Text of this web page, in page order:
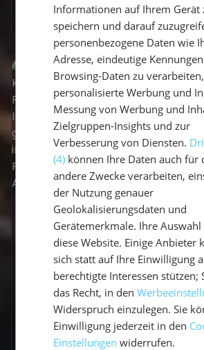
Mehr erfahren
Aktivurlaub
Segelurlaub
den Spuren
Segelabenteuer
Informationen auf Ihrem Gerät
speichern und darauf
personenbezogene Daten wie
Adresse, eindeutige
Browsing-Daten zu
personalisierte Werbung und
Messung von Werbung und
Zielgruppen-Insights und zur
Verbesserung von Diensten.
(4) können Ihre Daten auch für
andere Zwecke verarbeiten,
der Nutzung genauer
Geolokalisierungsdaten und
Gerätemerkmale. Ihre
diese Website. Einige Anbieter
sich statt auf Ihre Einwilligung
berechtigte Interessen stützen;
das Recht, in den
Widerspruch einzulegen. Sie
Einwilligung jederzeit in den
Einstellungen widerrufen.